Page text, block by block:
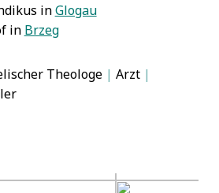
inGlogau
in Brzeg
Theologe | Arzt |